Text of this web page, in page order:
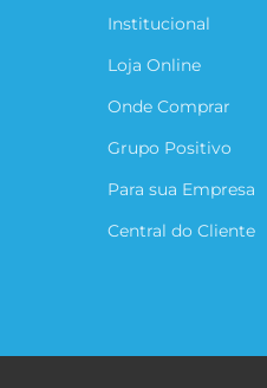
Institucional
Loja Online
Onde Comprar
Grupo Positivo
Para sua Empresa
Central do Cliente